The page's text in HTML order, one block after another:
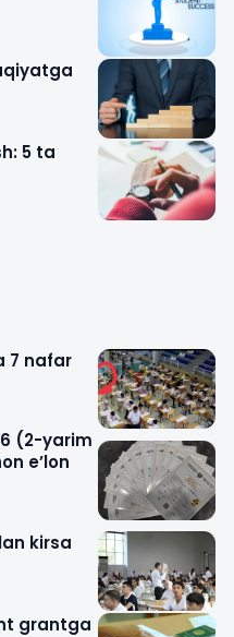
5 ta
7 nafar
(2-yarim
e’lon
kirsa
grantga